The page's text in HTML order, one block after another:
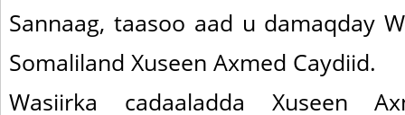
Sannaag, taasoo aad u damaqday
Somaliland Xuseen Axmed Caydiid.
Wasiirka cadaaladda Xuseen